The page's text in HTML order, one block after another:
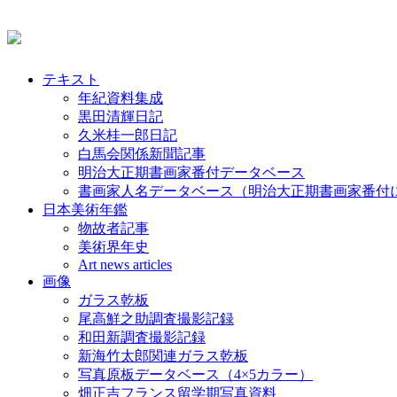
テキスト
年紀資料集成
黒田清輝日記
久米桂一郎日記
白馬会関係新聞記事
明治大正期書画家番付データベース
書画家人名データベース（明治大正期書画家番付
日本美術年鑑
物故者記事
美術界年史
Art news articles
画像
ガラス乾板
尾高鮮之助調査撮影記録
和田新調査撮影記録
新海竹太郎関連ガラス乾板
写真原板データベース（4×5カラー）
畑正吉フランス留学期写真資料